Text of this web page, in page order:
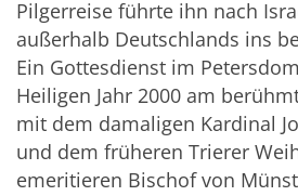
Pilgerreise führte ihn nach
außerhalb Deutschlands ins
Ein Gottesdienst im
Heiligen Jahr 2000 am
mit dem damaligen Kardinal
und dem früheren Trierer
emeritieren Bischof von